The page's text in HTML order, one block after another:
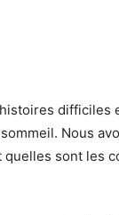
difficiles
Nous
sont les